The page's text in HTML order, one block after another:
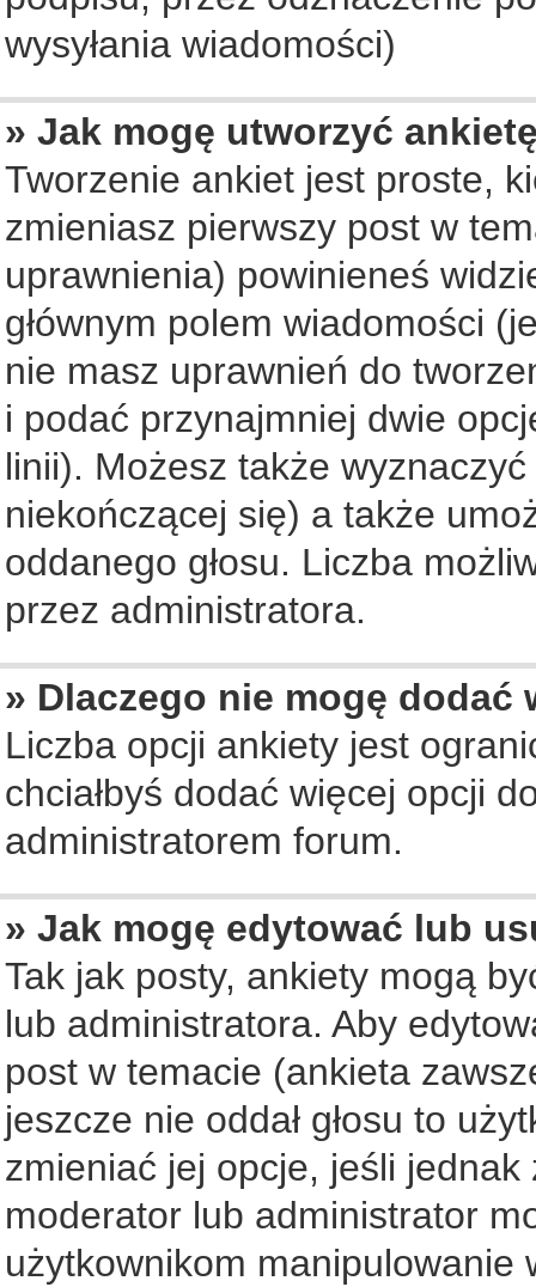
wysyłania wiadomości)
» Jak mogę utworzyć
Tworzenie ankiet jest proste,
zmieniasz pierwszy post w
uprawnienia) powinieneś
głównym polem wiadomości
nie masz uprawnień do
i podać przynajmniej dwie
linii). Możesz także
niekończącej się) a także
oddanego głosu. Liczba
przez administratora.
» Dlaczego nie mogę
Liczba opcji ankiety jest
chciałbyś dodać więcej opcji
administratorem forum.
» Jak mogę edytować lub
Tak jak posty, ankiety mogą
lub administratora. Aby
post w temacie (ankieta
jeszcze nie oddał głosu to
zmieniać jej opcje, jeśli jednak
moderator lub administrator
użytkownikom